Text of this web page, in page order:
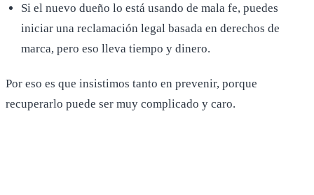
Si el nuevo dueño lo está usando de mala fe, puedes
iniciar una reclamación legal basada en derechos de
marca, pero eso lleva tiempo y dinero.
Por eso es que insistimos tanto en prevenir, porque
recuperarlo puede ser muy complicado y caro.